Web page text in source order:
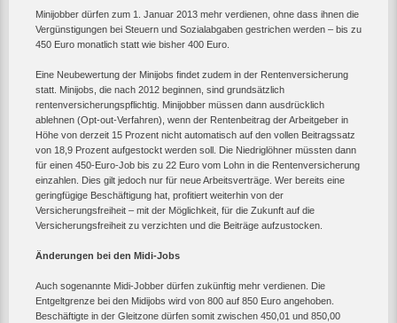
Minijobber dürfen zum 1. Januar 2013 mehr verdienen, ohne dass ihnen die
Vergünstigungen bei Steuern und Sozialabgaben gestrichen werden – bis zu
450 Euro monatlich statt wie bisher 400 Euro.
Eine Neubewertung der Minijobs findet zudem in der Rentenversicherung
statt. Minijobs, die nach 2012 beginnen, sind grundsätzlich
rentenversicherungspflichtig. Minijobber müssen dann ausdrücklich
ablehnen (Opt-out-Verfahren), wenn der Rentenbeitrag der Arbeitgeber in
Höhe von derzeit 15 Prozent nicht automatisch auf den vollen Beitragssatz
von 18,9 Prozent aufgestockt werden soll. Die Niedriglöhner müssten dann
für einen 450-Euro-Job bis zu 22 Euro vom Lohn in die Rentenversicherung
einzahlen. Dies gilt jedoch nur für neue Arbeitsverträge. Wer bereits eine
geringfügige Beschäftigung hat, profitiert weiterhin von der
Versicherungsfreiheit – mit der Möglichkeit, für die Zukunft auf die
Versicherungsfreiheit zu verzichten und die Beiträge aufzustocken.
Änderungen bei den Midi-Jobs
Auch sogenannte Midi-Jobber dürfen zukünftig mehr verdienen. Die
Entgeltgrenze bei den Midijobs wird von 800 auf 850 Euro angehoben.
Beschäftigte in der Gleitzone dürfen somit zwischen 450,01 und 850,00